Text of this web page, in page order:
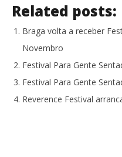
Related posts:
Braga volta a receber
Novembro
Festival Para Gente
Festival Para Gente
Reverence Festival